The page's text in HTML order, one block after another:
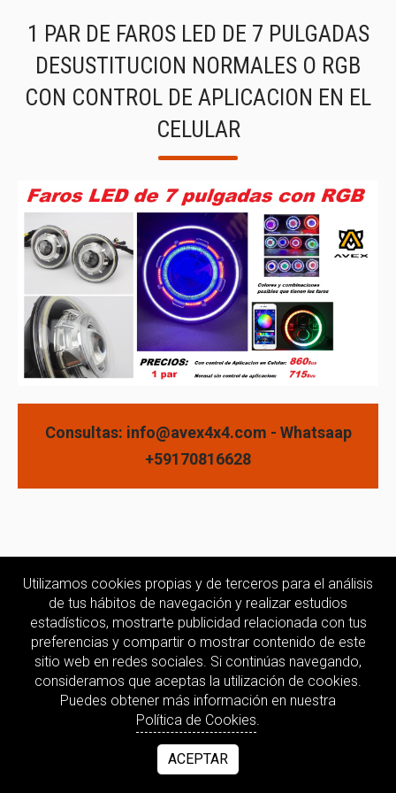
1 PAR DE FAROS LED DE 7 PULGADAS
DESUSTITUCION NORMALES O RGB
CON CONTROL DE APLICACION EN EL
CELULAR
Consultas: info@avex4x4.com - Whatsaap
+59170816628
Utilizamos cookies propias y de terceros para el análisis
de tus hábitos de navegación y realizar estudios
estadísticos, mostrarte publicidad relacionada con tus
preferencias y compartir o mostrar contenido de este
sitio web en redes sociales. Si continúas navegando,
consideramos que aceptas la utilización de cookies.
Puedes obtener más información en nuestra
Política de Cookies.
ACEPTAR